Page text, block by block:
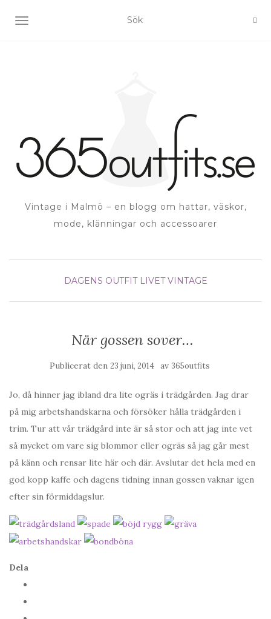
SLÅ PÅ/AV NAVIGERING
Vintage i Malmö – en blogg om hattar, väskor,
mode, klänningar och accessoarer
DAGENS OUTFIT LIVET VINTAGE
När gossen sover…
Publicerat den 23 juni, 2014 av 365outfits
Jo, då hinner jag ibland dra lite ogräs i trädgården. Jag drar
på mig arbetshandskarna och försöker hålla trädgården i
trim. Tur att vår trädgård inte är så stor och att jag inte vet
så mycket om vare sig blommor eller ogräs så jag går mest
på känn och rensar lite här och där. Avslutar det hela med en
god kopp kaffe och dagens tidning innan gossen vaknar igen
efter sin förmiddagslur.
Dela